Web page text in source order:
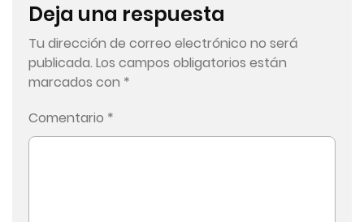
Deja una respuesta
Tu dirección de correo electrónico no será
publicada. Los campos obligatorios están
marcados con *
Comentario *